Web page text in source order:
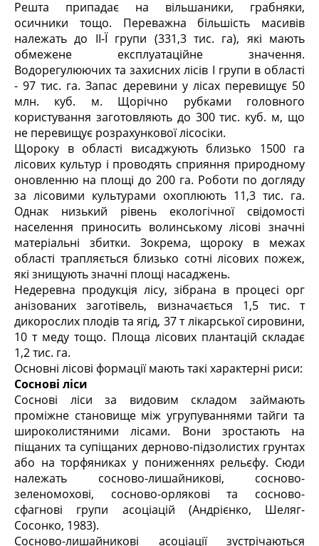
Решта припадає на вільшаники, грабняки,
осичники тощо. Переважна більшість масивів
належать до ІІ-Ї групи (331,3 тис. га), які мають
обмежене експлуатаційне значення.
Водорегулюючих та захисних лісів І групи в області
- 97 тис. га. Запас деревини у лісах перевищує 50
млн. куб. м. Щорічно рубками головного
користування заготовляють до 300 тис. куб. м, що
не перевищує розрахункової лісосіки.
Щороку в області висаджують близько 1500 га
лісових культур і проводять сприяння природному
оновленню на площі до 200 га. Роботи по догляду
за лісовими культурами охоплюють 11,3 тис. га.
Однак низький рівень екологічної свідомості
населення приносить волинському лісові значні
матеріальні збитки. Зокрема, щороку в межах
області трапляється близько сотні лісових пожеж,
які знищують значні площі насаджень.
Недеревна продукція лісу, зібрана в процесі орг
анізованих заготівель, визначається 1,5 тис. т
дикорослих плодів та ягід, 37 т лікарської сировини,
10 т меду тощо. Площа лісових плантацій складає
1,2 тис. га.
Основні лісові формації мають такі характерні риси:
Соснові ліси
Соснові ліси за видовим складом займають
проміжне становище між угрупуваннями тайги та
широколистяними лісами. Вони зростають на
піщаних та супіщаних дерново-підзолистих грунтах
або на торфяниках у пониженнях рельєфу. Сюди
належать сосново-лишайникові, сосново-
зеленомохові, сосново-орлякові та сосново-
сфагнові групи асоціацій (Андрієнко, Шеляг-
Сосонко, 1983).
Сосново-лишайникові асоціації зустрічаються